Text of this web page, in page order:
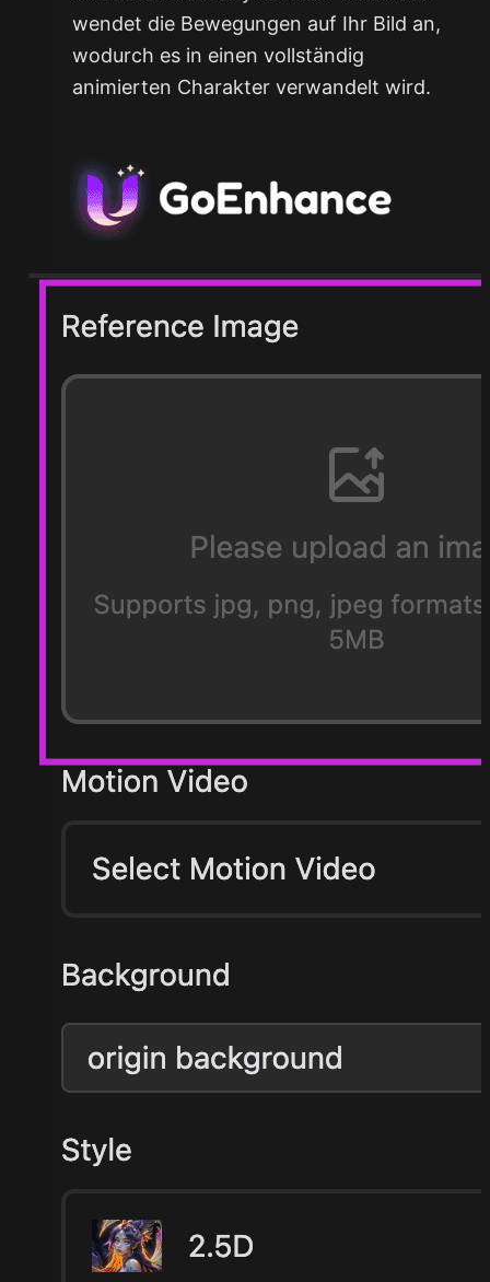
wendet die Bewegungen auf Ihr Bild an,
wodurch es in einen vollständig
animierten Charakter verwandelt wird.